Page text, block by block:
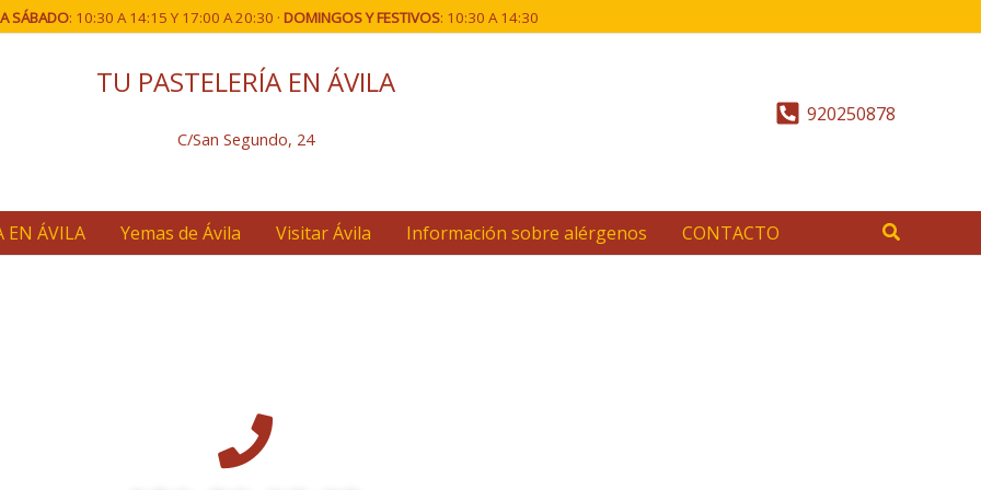
SÁBADO: 10:30 A 14:15 Y 17:00 A 20:30 · DOMINGOS Y FESTIVOS: 10:30 A 14:30
TU PASTELERÍA EN ÁVILA
C/San Segundo, 24
920250878
EN ÁVILA Yemas de Ávila Visitar Ávila Información sobre alérgenos CONTACTO Buscar